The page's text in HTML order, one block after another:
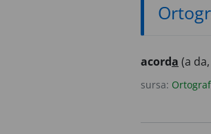
acorda (a
sursa: